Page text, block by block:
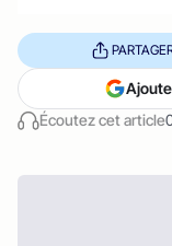
Écoutez cet article